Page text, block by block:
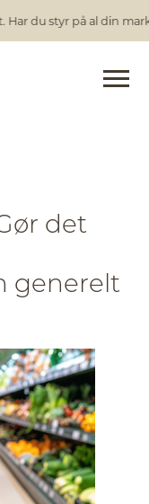
du styr på al din
det
generelt